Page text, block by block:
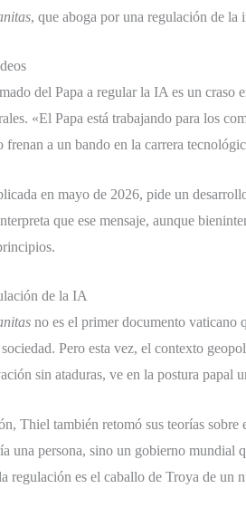
, que aboga por una regulación de la
del Papa a regular la IA es un craso
«El Papa está trabajando para los
frenan a un bando en la carrera
en mayo de 2026, pide un
que ese mensaje, aunque
de la IA
no es el primer documento vaticano
Pero esta vez, el contexto
sin ataduras, ve en la postura papal
Thiel también retomó sus teorías
una persona, sino un gobierno mundial
regulación es el caballo de Troya de un